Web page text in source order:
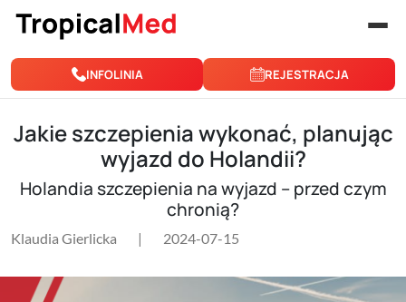
Przejdź do treści
INFOLINIA REJESTRACJA
Jakie szczepienia wykonać, planując
wyjazd do Holandii?
Holandia szczepienia na wyjazd – przed czym
chronią?
Klaudia Gierlicka | 2024-07-15